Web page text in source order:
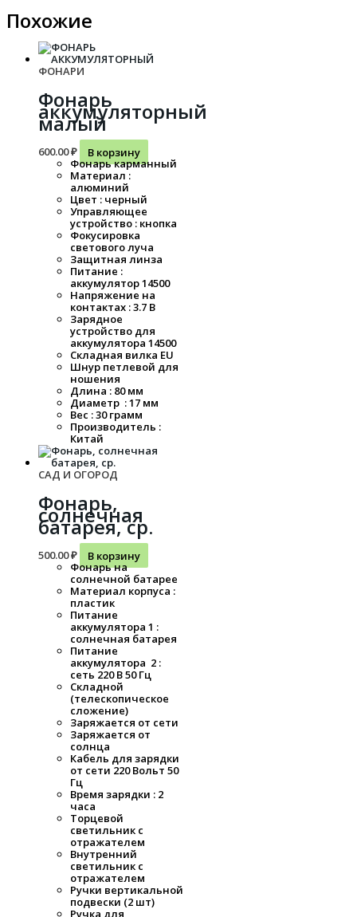
Похожие
ФОНАРИ
Фонарь
аккумуляторный
малый
600.00₽
В корзину
Фонарь карманный
Материал :
алюминий
Цвет : черный
Управляющее
устройство : кнопка
Фокусировка
светового луча
Защитная линза
Питание :
аккумулятор 14500
Напряжение на
контактах : 3.7 В
Зарядное
устройство для
аккумулятора 14500
Складная вилка EU
Шнур петлевой для
ношения
Длина : 80 мм
Диаметр : 17 мм
Вес : 30 грамм
Производитель :
Китай
САД И ОГОРОД
Фонарь,
солнечная
батарея, ср.
500.00₽
В корзину
Фонарь на
солнечной батарее
Материал корпуса :
пластик
Питание
аккумулятора 1 :
солнечная батарея
Питание
аккумулятора 2 :
сеть 220 В 50 Гц
Складной
(телескопическое
сложение)
Заряжается от сети
Заряжается от
солнца
Кабель для зарядки
от сети 220 Вольт 50
Гц
Время зарядки : 2
часа
Торцевой
светильник с
отражателем
Внутренний
светильник с
отражателем
Ручки вертикальной
подвески (2 шт)
Ручка для